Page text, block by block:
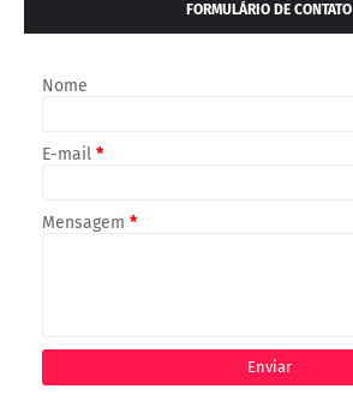
FORMULÁRIO DE CONTATO
Nome
E-mail *
Mensagem *